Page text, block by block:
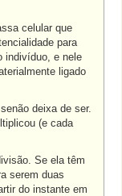
celular que
para
indivíduo, e nele
ligado
deixa de ser.
(e cada
Se ela têm
serem duas
do instante em